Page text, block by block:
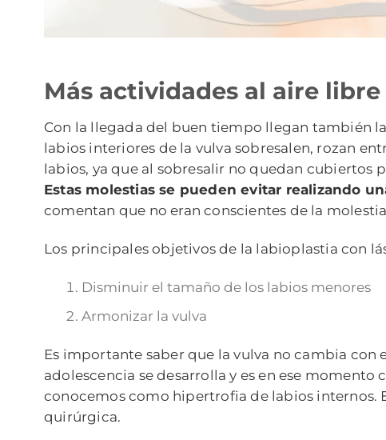
Más actividades al aire libre
Con la llegada del buen tiempo llegan también
labios interiores de la vulva sobresalen, rozan
labios, ya que al sobresalir no quedan cubiertos
Estas molestias se pueden evitar realizando
comentan que no eran conscientes de la
Los principales objetivos de la labioplastia con
Disminuir el tamaño de los labios menores
Armonizar la vulva
Es importante saber que la vulva no cambia con
adolescencia se desarrolla y es en ese
conocemos como hipertrofia de labios internos.
quirúrgica.